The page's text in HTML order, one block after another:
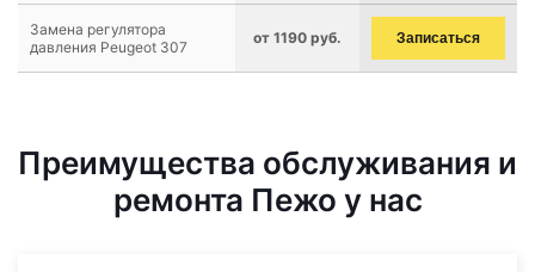
Замена регулятора
давления Peugeot 307
от 1190 руб. Записаться
Преимущества обслуживания и
ремонта Пежо у нас